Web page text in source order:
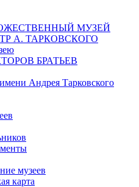
МУЗЕЙ
А. ТАРКОВСКОГО
БРАТЬЕВ
Андрея Тарковского
музеев
карта